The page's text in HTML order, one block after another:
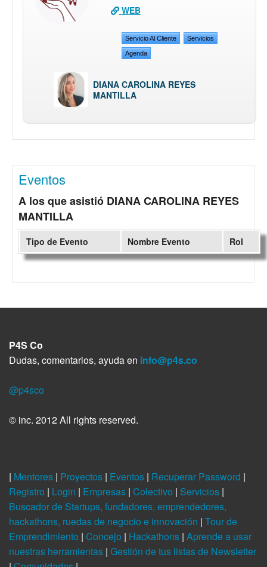
WEB
Servicio Al Cliente Servicios
Agenda
DIANA CAROLINA REYES
MANTILLA
Eventos
A los que asistió DIANA CAROLINA REYES
MANTILLA
Tipo de Evento Nombre Evento Rol
P4S Co
Dudas, comentarios, ayuda en info@p4s.co
@p4sco
© inc. 2012 All rights reserved.
| Mentores | Proyectos | Eventos | Recuperar Password |
Registro | Login | Empresas | Colectivo | Servicios |
Buscador de Startups, fundadores, emprendedores,
hackathons, ruedas de negocio e innovación | Tour de
Emprendimiento | Concejo | Hackathons | Aprende a usar
nuestras herramientas | Gestión de tus listas de Newsletter